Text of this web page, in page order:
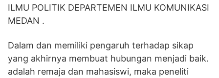
ILMU POLITIK DEPARTEMEN ILMU KOMUNIKASI
MEDAN .
Dalam dan memiliki pengaruh terhadap sikap
yang akhirnya membuat hubungan menjadi baik.
adalah remaja dan mahasiswi, maka peneliti